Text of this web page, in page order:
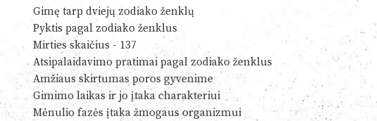
Gimę tarp dviejų zodiako ženklų
Pyktis pagal zodiako ženklus
Mirties skaičius - 137
Atsipalaidavimo pratimai pagal zodiako ženklus
Amžiaus skirtumas poros gyvenime
Gimimo laikas ir jo įtaka charakteriui
Mėnulio fazės įtaka žmogaus organizmui